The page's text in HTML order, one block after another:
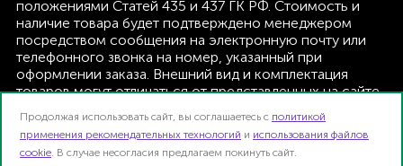
положениями Статей 435 и 437 ГК РФ. Стоимость и
наличие товара будет подтверждено менеджером
посредством сообщения на электронную почту или
телефонного звонка на номер, указанный при
оформлении заказа. Внешний вид и комплектация
товаров могут отличаться от представленных на сайте.
текущую комплектацию, без дополнительного
уведомления.
Продолжая использовать сайт, вы соглашаетесь с политикой
применения рекомендательных технологий и использования файлов
cookie. В случае несогласия предлагаем покинуть сайт.